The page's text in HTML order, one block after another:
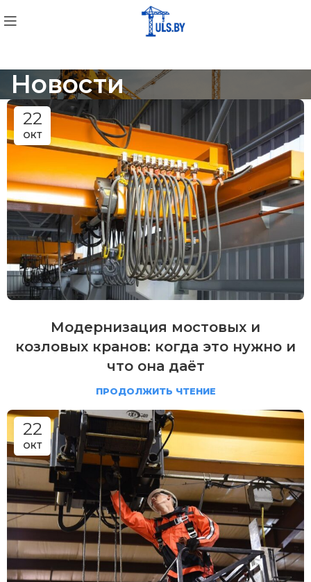
Новости
22
ОКТ
Модернизация мостовых и
козловых кранов: когда это нужно и
что она даёт
ПРОДОЛЖИТЬ ЧТЕНИЕ
22
ОКТ